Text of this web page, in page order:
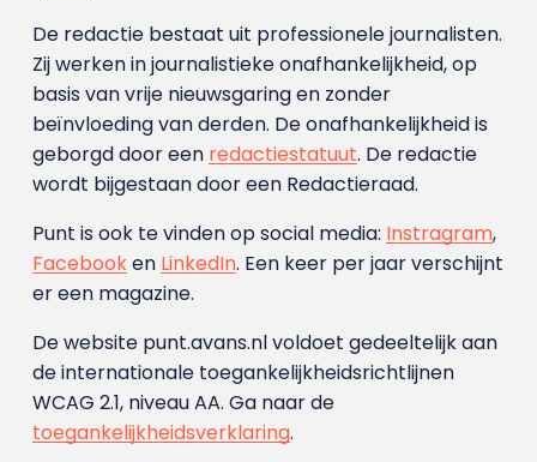
De redactie bestaat uit professionele journalisten.
Zij werken in journalistieke onafhankelijkheid, op
basis van vrije nieuwsgaring en zonder
beïnvloeding van derden. De onafhankelijkheid is
geborgd door een redactiestatuut. De redactie
wordt bijgestaan door een Redactieraad.
Punt is ook te vinden op social media: Instragram,
Facebooken LinkedIn. Een keer per jaar verschijnt
er een magazine.
De website punt.avans.nl voldoet gedeeltelijk aan
de internationale toegankelijkheidsrichtlijnen
WCAG 2.1, niveau AA. Ga naar de
toegankelijkheidsverklaring.